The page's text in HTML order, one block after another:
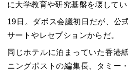
に大学教育や研究基盤を壊してい
19日。ダボス会議初日だが、公
サートやレセプションからだ。
同じホテルに泊まっていた香港
ニングポストの編集長、タミー